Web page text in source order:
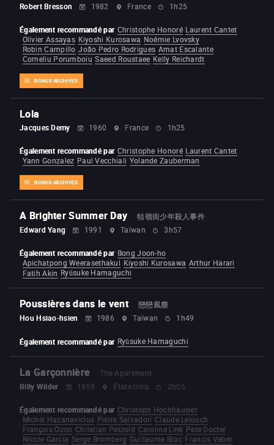
Robert Bresson 1982 France 1h25
BONUS ARCHIVES
Également recommandé par Christophe Honoré Laurent Cantet
Olivier Assayas Kiyoshi Kurosawa Noémie Lvovsky
Robin Campillo João Pedro Rodrigues Amat Escalante
Corneliu Porumboiu Saeed Roustaee Kelly Reichardt
Lola
Jacques Demy 1960 France 1h25
BONUS ARCHIVES
Également recommandé par Christophe Honoré Laurent Cantet
Yann Gonzalez Paul Vecchiali Yolande Zauberman
A Brighter Summer Day
牯嶺街少年殺人事件
Edward Yang
1991 Taïwan 3h57
Également recommandé par Bong Joon-ho
Apichatpong Weerasethakul Kiyoshi Kurosawa Arthur Harari
Fatih Akin Ryūsuke Hamaguchi
Poussières dans le vent
戀戀風塵
Hou Hsiao-hsien
1986 Taïwan 1h49
Également recommandé par Ryūsuke Hamaguchi
La Garçonnière
The Apartment
Billy Wilder
1959 États-Unis 2h05
Également recommandé par Christoph Hochhäusler
Michel Hazanavicius Pierre Salvadori Claude Lelouch
François Ozon Christian Petzold Caroline Link Pete Docter
Nicole Garcia Serge Bromberg Guillaume Brac Francis Veber